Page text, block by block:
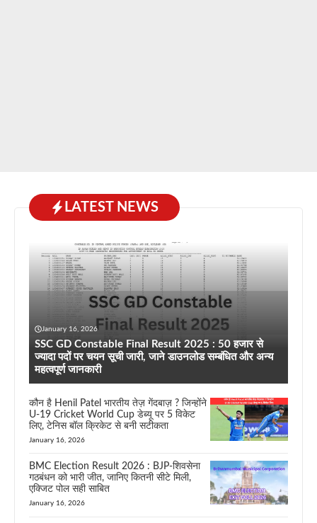
LATEST NEWS
January 16, 2026
SSC GD Constable Final Result 2025 : 50 हजार से
ज्यादा पदों पर चयन सूची जारी, जाने डाउनलोड सम्बंधित और अन्य
महत्वपूर्ण जानकारी
कौन है Henil Patel भारतीय तेज़ गेंदबाज़ ? जिन्होंने
U-19 Cricket World Cup डेब्यू पर 5 विकेट
लिए, टेनिस बॉल क्रिकेट से बनी सटीकता
January 16, 2026
BMC Election Result 2026 : BJP-शिवसेना
गठबंधन को भारी जीत, जानिए कितनी सीटे मिली,
एक्जिट पोल सही साबित
January 16, 2026